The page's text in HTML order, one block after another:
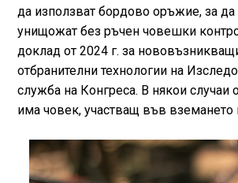
да използват бордово оръжие, за да
унищожат без ръчен човешки
доклад от 2024 г. за
отбранителни технологии на
служба на Конгреса. В някои случаи
има човек, участващ във вземането